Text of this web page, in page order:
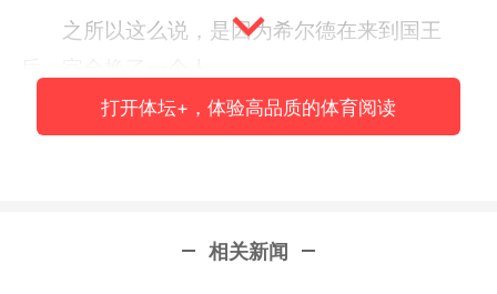
之所以这么说，是因为希尔德在来到国王
2016年选秀时，当希尔德被鹈鹕以6号秀的
他在大学中的表现实在太好了。来自俄克拉荷马
打开体坛+，体验高品质的体育阅读
相关新闻